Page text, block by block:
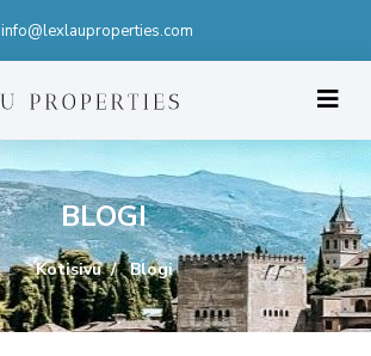
info@lexlauproperties.com
BLOGI
Kotisivu Blogi